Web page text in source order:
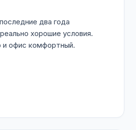
два года
хорошие условия.
и офис комфортный.